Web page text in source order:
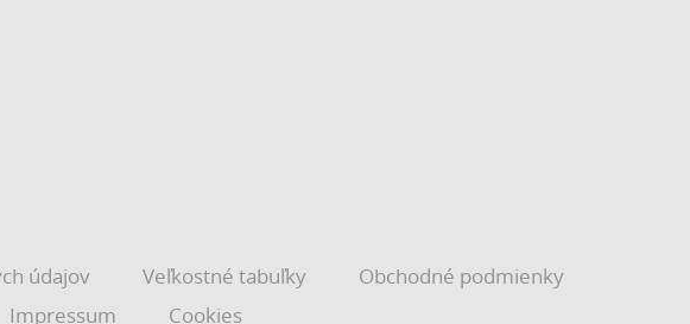
údajov Veľkostné tabuľky
Obchodné podmienky
Impressum Cookies